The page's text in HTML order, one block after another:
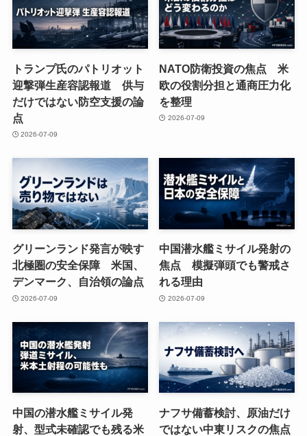
トランプ氏のパトリオット
迎撃弾生産容認報道 供与
だけではない防空支援の論
点
2026-07-09
NATO防衛投資の焦点 米
欧の役割分担と通商圧力化
を整理
2026-07-09
グリーンランド発言が映す
北極圏の安全保障 米国、
デンマーク、自治領の論点
2026-07-09
中国潜水艦ミサイル発射の
焦点 模擬弾頭でも警戒さ
れる理由
2026-07-09
中国の潜水艦ミサイル発
射、型式未確認でも残る米
ナフサ備蓄検討、原油だけ
ではない中東リスクの焦点